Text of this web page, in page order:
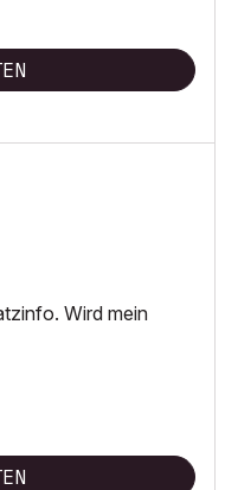
Wird mein